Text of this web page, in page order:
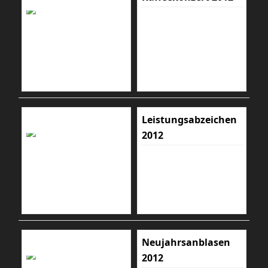
Leistungsabzeichen
2012
Neujahrsanblasen
2012